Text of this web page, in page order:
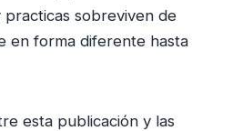
practicas sobreviven de
en forma diferente hasta
esta publicación y las